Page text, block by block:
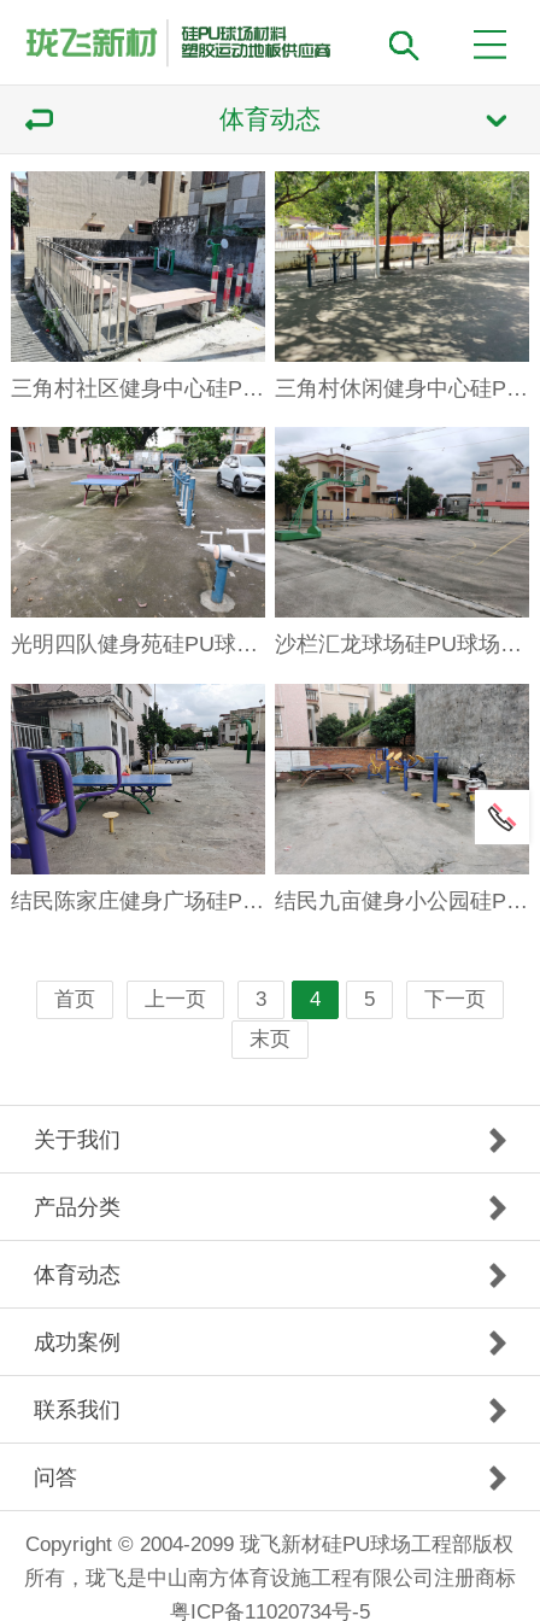
体育动态
三角村社区健身中心硅PU球场项目 三角村休闲健身中心硅PU球场项目
光明四队健身苑硅PU球场项目 沙栏汇龙球场硅PU球场项目
结民陈家庄健身广场硅PU球场项目 结民九亩健身小公园硅PU球场项目
首页 上一页 3 4 5
下一页
末页
关于我们
产品分类
体育动态
成功案例
联系我们
问答
Copyright © 2004-2099 珑飞新材硅PU球场工程部版权
所有，珑飞是中山南方体育设施工程有限公司注册商标
粤ICP备11020734号-5